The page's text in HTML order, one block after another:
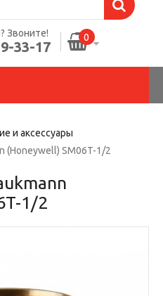
Звоните!
33-17
0
и аксессуары
(Honeywell) SM06T-1/2
1/2